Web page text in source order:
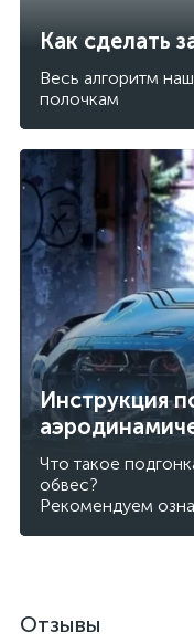
Как сделать
Весь алгоритм
полочкам
Инструкция
Что такое
обвес?
Рекомендуем
Отзывы